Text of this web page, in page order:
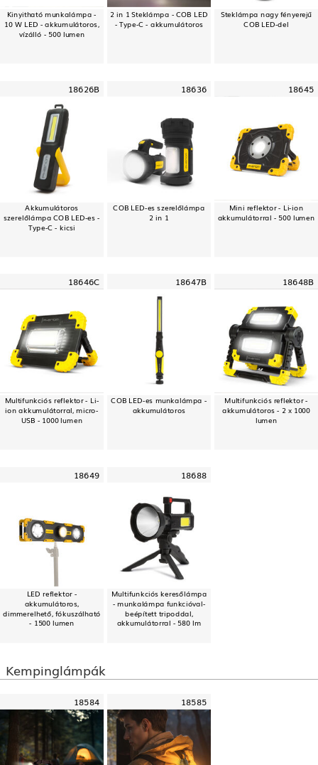
Kinyitható munkalámpa -
10 W LED - akkumulátoros,
vízálló - 500 lumen
2 in 1 Steklámpa - COB LED
- Type-C - akkumulátoros
Steklámpa nagy fényerejű
COB LED-del
18626B
Akkumulátoros
szerelőlámpa COB LED-es -
Type-C - kicsi
18636
COB LED-es szerelőlámpa
2 in 1
18645
Mini reflektor - Li-ion
akkumulátorral - 500 lumen
18646C
Multifunkciós reflektor - Li-
ion akkumulátorral, micro-
USB - 1000 lumen
18647B
COB LED-es munkalámpa -
akkumulátoros
18648B
Multifunkciós reflektor -
akkumulátoros - 2 x 1000
lumen
18649
LED reflektor -
akkumulátoros,
dimmerelhető, fókuszálható
- 1500 lumen
18688
Multifunkciós keresőlámpa
- munkalámpa funkcióval-
beépített tripoddal,
akkumulátorral - 580 lm
Kempinglámpák
18584 18585